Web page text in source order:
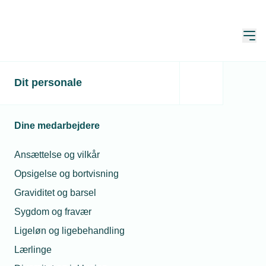
Dit personale
Dine medarbejdere
Ansættelse og vilkår
Opsigelse og bortvisning
Graviditet og barsel
Sygdom og fravær
Ligeløn og ligebehandling
Lærlinge
TEKNIQ går i valgkamp
skal virke
Publiceret:
26. feb. 2026
Skrevet af: Kathrine Ejdum Kjølberg